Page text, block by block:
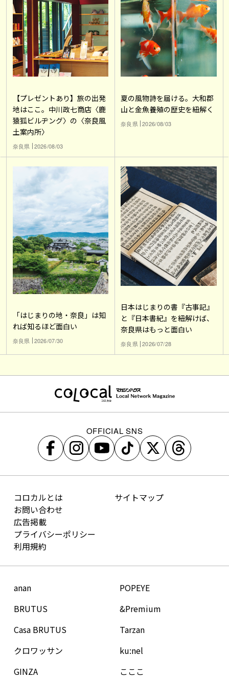
【プレゼントあり】旅の出発
地はここ。中川政七商店〈鹿
猿狐ビルヂング〉の〈奈良風
土案内所〉
奈良県 2026/08/03
夏の風物詩を届ける。大和郡
山と金魚養殖の歴史を紐解く
奈良県 2026/08/03
「はじまりの地・奈良」は知
れば知るほど面白い
奈良県 2026/07/30
日本はじまりの書『古事記』
と『日本書紀』を紐解けば、
奈良県はもっと面白い
奈良県 2026/07/28
OFFICIAL SNS
コロカルとは
お問い合わせ
広告掲載
プライバシーポリシー
利用規約
サイトマップ
anan
BRUTUS
Casa BRUTUS
クロワッサン
GINZA
POPEYE
&Premium
Tarzan
ku:nel
こここ